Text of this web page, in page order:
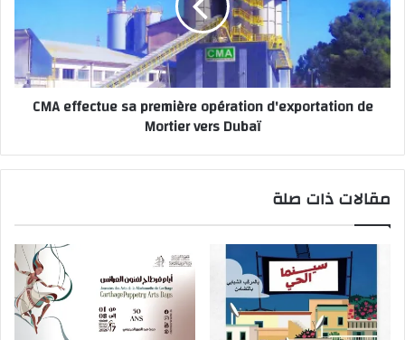
CMA effectue sa première opération d'exportation de
Mortier vers Dubaï
مقالات ذات صلة